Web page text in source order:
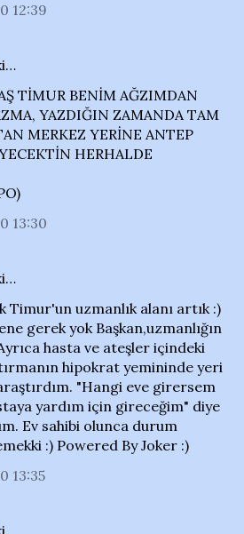
12:39
TİMUR BENİM AĞZIMDAN
YAZDIĞIN ZAMANDA TAM
MERKEZ YERİNE ANTEP
HERHALDE
13:30
Timur'un uzmanlık alanı artık :)
gerek yok Başkan,uzmanlığın
hasta ve ateşler içindeki
hipokrat yemininde yeri
"Hangi eve girersem
yardım için gireceğim" diye
Ev sahibi olunca durum
:) Powered By Joker :)
13:35